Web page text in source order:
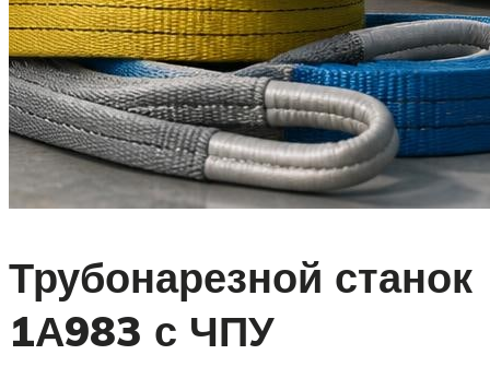
Трубонарезной станок
1А983 с ЧПУ